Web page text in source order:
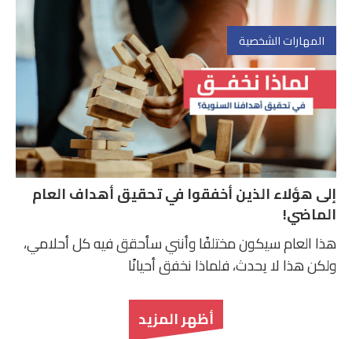
المهارات الشخصية
إلى هؤلاء الذين أخفقوا في تحقيق أهداف العام
الماضي!
هذا العام سيكون مختلفًا وأنني سأحقق فيه كل أحلامي،
ولكن هذا لا يحدث، فلماذا نخفق أحيانًا
أظهر المزيد